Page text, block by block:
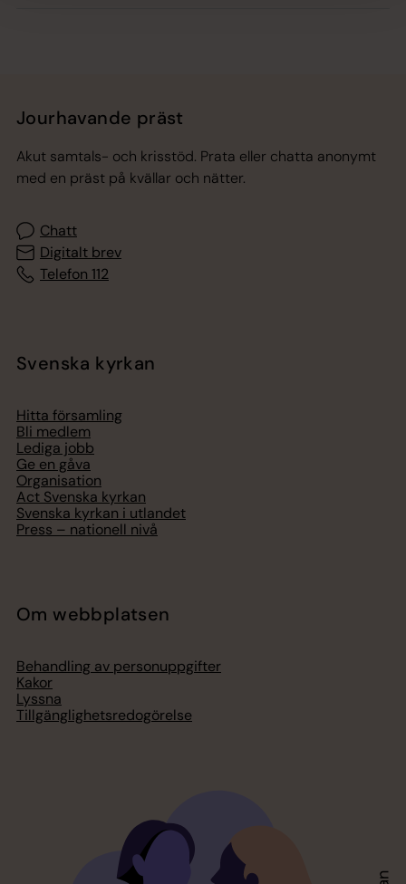
Jourhavande präst
Akut samtals- och krisstöd. Prata eller chatta anonymt
med en präst på kvällar och nätter.
Chatt
Digitalt brev
Telefon 112
Svenska kyrkan
Hitta församling
Bli medlem
Lediga jobb
Ge en gåva
Organisation
Act Svenska kyrkan
Svenska kyrkan i utlandet
Press – nationell nivå
Om webbplatsen
Behandling av personuppgifter
Kakor
Lyssna
Tillgänglighetsredogörelse